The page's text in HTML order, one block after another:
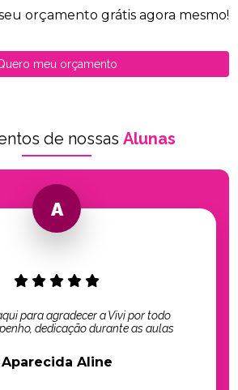
orçamento grátis agora mesmo!
meu orçamento
de nossas Alunas
para agradecer a Vivi por todo
dedicação durante as aulas
Aparecida Aline